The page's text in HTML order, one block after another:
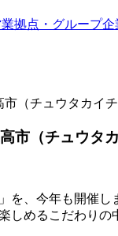
拠点・グループ企
市（チュウタカイ
市（チュウタ
を、今年も開催し
しめるこだわり